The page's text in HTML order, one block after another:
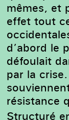
mêmes, et
effet tout
d’abord le
défoulait
par la
résistance
Structuré